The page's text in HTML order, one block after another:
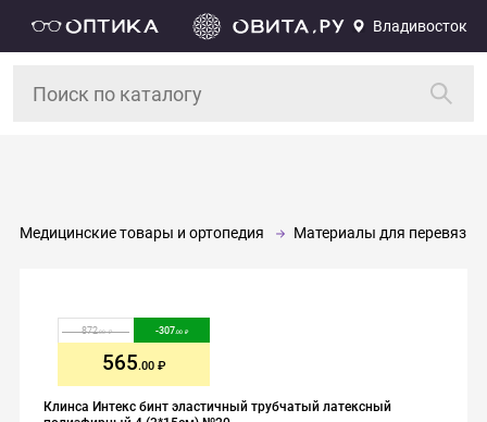
Владивосток
Медицинские товары и ортопедия Материалы для перевязки
Клинса Интекс бинт эластичный трубчатый латексный
872.00 -307.00
565.00